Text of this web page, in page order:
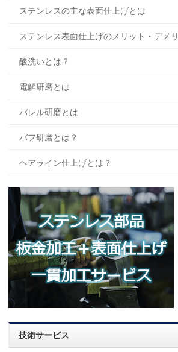
ステンレスの主な表面仕上げとは
ステンレス表面仕上げのメリット・デメ
酸洗いとは？
電解研磨とは
バレル研磨とは
バフ研磨とは？
ヘアライン仕上げとは？
技術サービス